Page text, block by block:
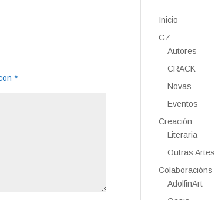
*
Inicio
GZ
Autores
CRACK
Novas
Eventos
Creación
Literaria
Outras Artes
Colaboracións
AdolfinArt